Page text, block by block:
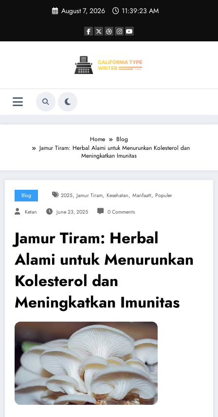
August 7, 2026 11:39:24 AM
Home
Blog
Jamur Tiram: Herbal Alami untuk Menurunkan Kolesterol dan
Meningkatkan Imunitas
Blog 2025, Jamur Tiram, Kesehatan, Manfaatt, Populer
Ketan June 23, 2025 0 Comments
Jamur Tiram: Herbal
Alami untuk Menurunkan
Kolesterol dan
Meningkatkan Imunitas